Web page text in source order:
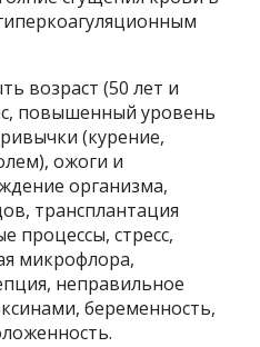
возраст (50 лет и
повышенный уровень
(курение,
ожоги и
организма,
трансплантация
процессы, стресс,
микрофлора,
неправильное
беременность,